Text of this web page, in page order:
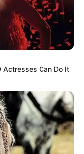
A Whole New